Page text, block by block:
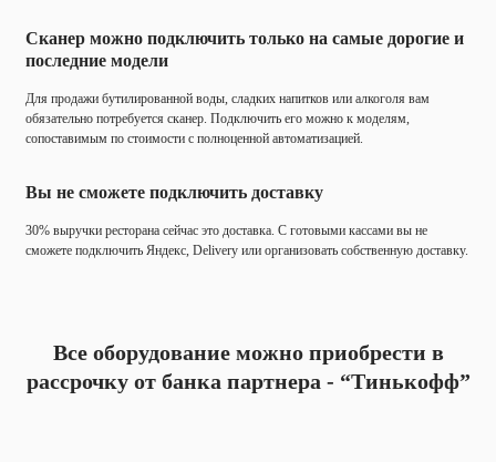
Сканер можно подключить только на самые дорогие и
последние модели
Для продажи бутилированной воды, сладких напитков или алкоголя вам
обязательно потребуется сканер. Подключить его можно к моделям,
сопоставимым по стоимости с полноценной автоматизацией.
Вы не сможете подключить доставку
30% выручки ресторана сейчас это доставка. С готовыми кассами вы не
сможете подключить Яндекс, Delivery или организовать собственную доставку.
Все оборудование можно приобрести в
рассрочку от банка партнера - “Тинькофф”